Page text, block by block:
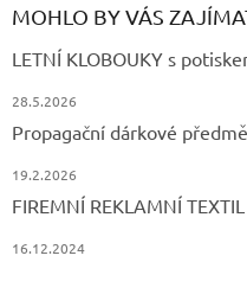
MOHLO BY VÁS
LETNÍ KLOBOUKY s
28.5.2026
Propagační dárkové
19.2.2026
FIREMNÍ REKLAMNÍ
16.12.2024